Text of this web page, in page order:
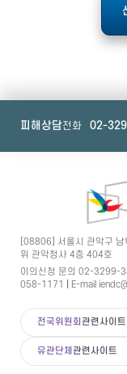
피해상담전화 02-
[08806] 서울시 관악구
위 관악청사 4층 404호
이의신청 문의 02-3299-
058-1171
E-mail
전국위원회 관련사이트
유관단체 관련사이트